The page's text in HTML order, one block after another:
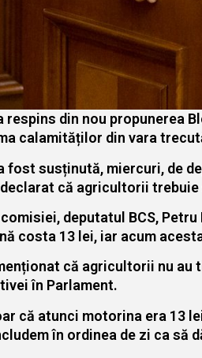
respins din nou
calamităților din vara
fost susținută, miercuri, de
că agricultorii
deputatul BCS,
costa 13 lei, iar acum
că agricultorii nu au
în Parlament.
că atunci motorina era 13
în ordinea de zi ca să